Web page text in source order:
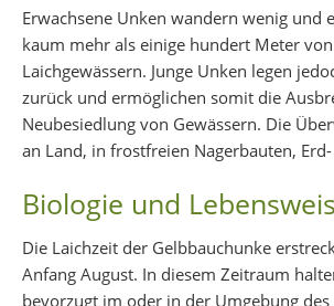
Erwachsene Unken wandern wenig und
kaum mehr als einige hundert Meter
Laichgewässern. Junge Unken legen
zurück und ermöglichen somit die
Neubesiedlung von Gewässern. Die
an Land, in frostfreien Nagerbauten,
Biologie und
Die Laichzeit der Gelbbauchunke
Anfang August. In diesem Zeitraum
bevorzugt im oder in der Umgebung des